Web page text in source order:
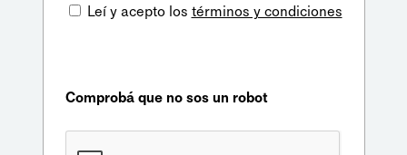
Leí y acepto los términos y condiciones
Comprobá que no sos un robot